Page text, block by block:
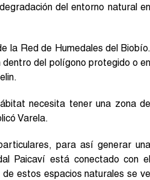
del entorno natural en
la Red de Humedales del Biobío.
dentro del polígono protegido o en
necesita tener una zona de
Varela.
para así generar una
Paicaví está conectado con el
estos espacios naturales se ve